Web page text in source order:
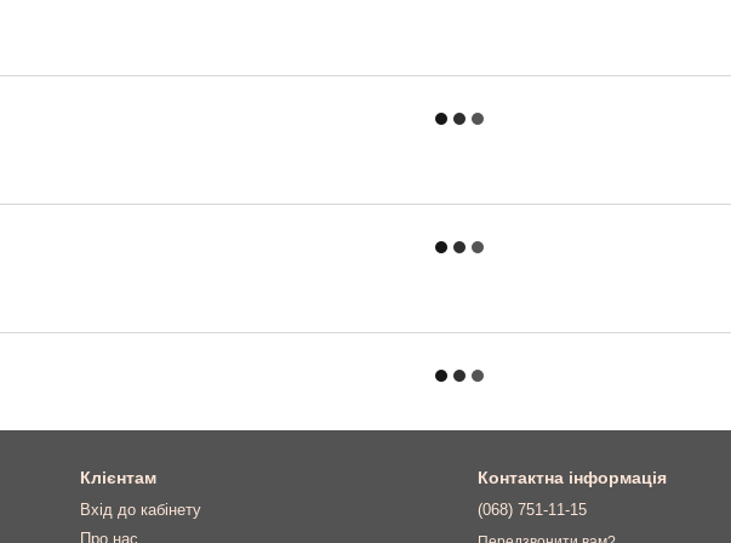
Клієнтам
Вхід до кабінету
Про нас
Контактна інформація
(068) 751-11-15